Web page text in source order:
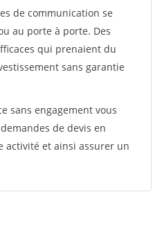
de communication se
au porte à porte. Des
qui prenaient du
sans garantie
sans engagement vous
de devis en
activité et ainsi assurer un